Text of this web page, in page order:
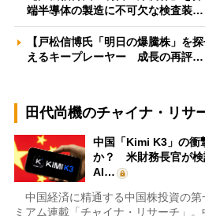
端半導体の製造に不可欠な検査装…
【戸松信博氏「明日の爆騰株」を
えるキープレーヤー 成長の再評…
田代尚機のチャイナ・リサ
中国「Kimi K3」の衝
か？ 米財務長官が検
AI…
中国経済に精通する中国株投資の第
ミアム連載「チャイナ・リサーチ」